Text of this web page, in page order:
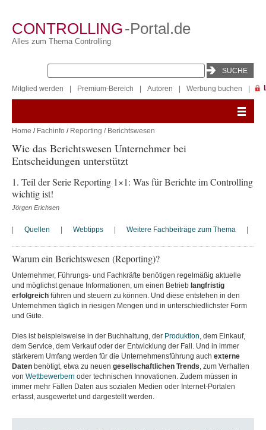
CONTROLLING-Portal.de
Alles zum Thema Controlling
Mitglied werden Premium-Bereich Autoren Werbung buchen
Home / Fachinfo / Reporting / Berichtswesen
Wie das Berichtswesen Unternehmer bei
Entscheidungen unterstützt
1. Teil der Serie Reporting 1×1: Was für Berichte im Controlling
wichtig ist!
Jörgen Erichsen
Quellen Webtipps Weitere Fachbeiträge zum Thema
Warum ein Berichtswesen (Reporting)?
Unternehmer, Führungs- und Fachkräfte benötigen regelmäßig aktuelle
und möglichst genaue Informationen, um einen Betrieb langfristig
erfolgreich führen und steuern zu können. Und diese entstehen in den
Unternehmen täglich in riesigen Mengen und in unterschiedlichster Form
und Güte.
Dies ist beispielsweise in der Buchhaltung, der Produktion, dem Einkauf,
dem Service, dem Verkauf oder der Entwicklung der Fall. Und in immer
stärkerem Umfang werden für die Unternehmensführung auch externe
Daten benötigt, etwa zu neuen gesellschaftlichen Trends, zum Verhalten
von Wettbewerbern oder technischen Innovationen. Zudem müssen in
immer mehr Fällen Daten aus sozialen Medien oder Internet-Portalen
erfasst, ausgewertet und dargestellt werden.